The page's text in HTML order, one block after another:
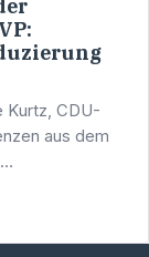
Kurtz, CDU-
aus dem